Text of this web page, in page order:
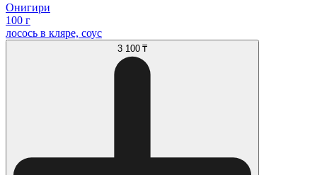
Онигири
100 г
лосось в кляре, соус
3 100 ₸